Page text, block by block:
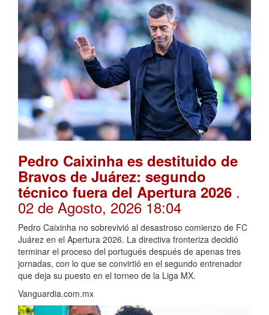
Pedro Caixinha es destituido de
Bravos de Juárez: segundo
técnico fuera del Apertura 2026 .
02 de Agosto, 2026 18:04
Pedro Caixinha no sobrevivió al desastroso comienzo de FC
Juárez en el Apertura 2026. La directiva fronteriza decidió
terminar el proceso del portugués después de apenas tres
jornadas, con lo que se convirtió en el segundo entrenador
que deja su puesto en el torneo de la Liga MX.
Vanguardia.com.mx